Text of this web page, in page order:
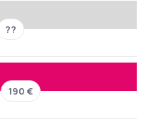
??
190 €